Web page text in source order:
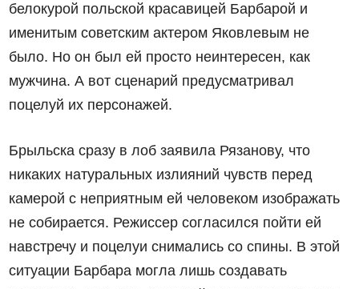
белокурой польской красавицей Барбарой и
именитым советским актером Яковлевым не
было. Но он был ей просто неинтересен, как
мужчина. А вот сценарий предусматривал
поцелуй их персонажей.
Брыльска сразу в лоб заявила Рязанову, что
никаких натуральных излияний чувств перед
камерой с неприятным ей человеком изображать
не собирается. Режиссер согласился пойти ей
навстречу и поцелуи снимались со спины. В этой
ситуации Барбара могла лишь создавать